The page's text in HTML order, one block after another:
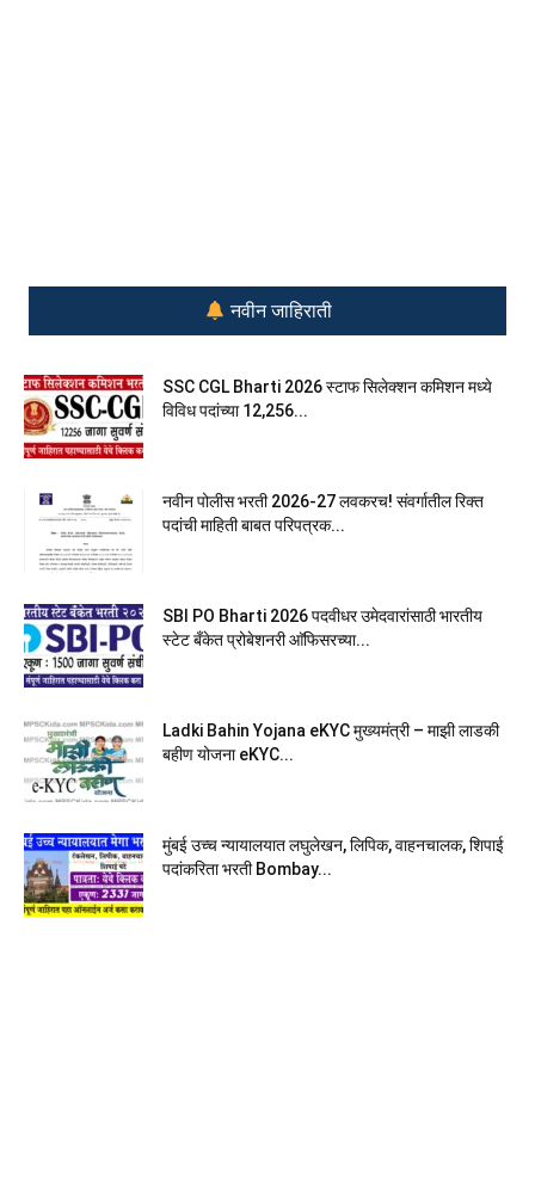
नवीन जाहिराती
SSC CGL Bharti 2026 स्टाफ सिलेक्शन कमिशन मध्ये
विविध पदांच्या 12,256...
नवीन पोलीस भरती 2026-27 लवकरच! संवर्गातील रिक्त
पदांची माहिती बाबत परिपत्रक...
SBI PO Bharti 2026 पदवीधर उमेदवारांसाठी भारतीय
स्टेट बँकेत प्रोबेशनरी आ‍ॅफिसरच्या...
Ladki Bahin Yojana eKYC मुख्यमंत्री – माझी लाडकी
बहीण योजना eKYC...
मुंबई उच्च न्यायालयात लघुलेखन, लिपिक, वाहनचालक, शिपाई
पदांकरिता भरती Bombay...